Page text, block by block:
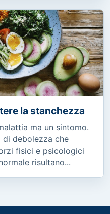
la stanchezza
ma un sintomo.
di debolezza che
fisici e psicologici
risultano...